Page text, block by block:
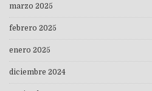
marzo 2025
febrero 2025
enero 2025
diciembre 2024